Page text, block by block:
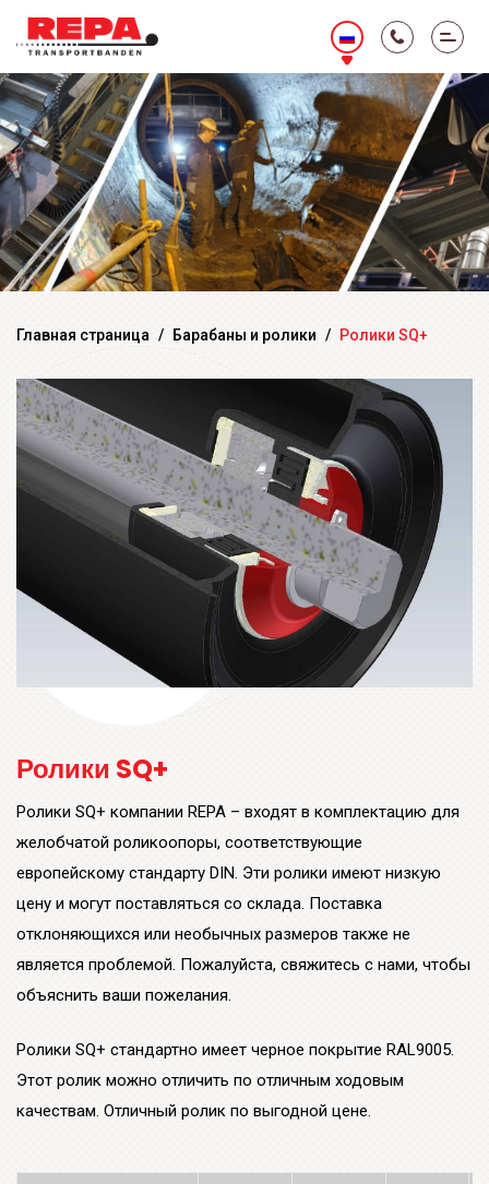
Главная страница / Барабаны и ролики / Ролики SQ+
Ролики SQ+
Ролики SQ+ компании REPA – входят в комплектацию для
желобчатой роликоопоры, соответствующие
европейскому стандарту DIN. Эти ролики имеют низкую
цену и могут поставляться со склада. Поставка
отклоняющихся или необычных размеров также не
является проблемой. Пожалуйста, свяжитесь с нами, чтобы
объяснить ваши пожелания.
Ролики SQ+ стандартно имеет черное покрытие RAL9005.
Этот ролик можно отличить по отличным ходовым
качествам. Отличный ролик по выгодной цене.